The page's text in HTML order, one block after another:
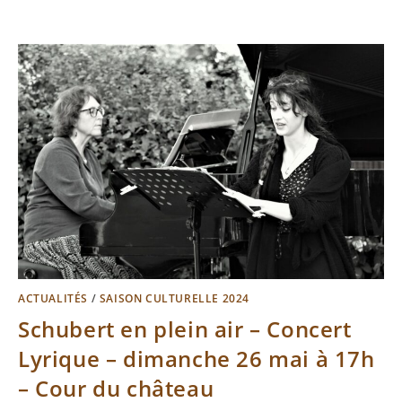
ACTUALITÉS / SAISON CULTURELLE 2024
Schubert en plein air – Concert
Lyrique – dimanche 26 mai à 17h
– Cour du château